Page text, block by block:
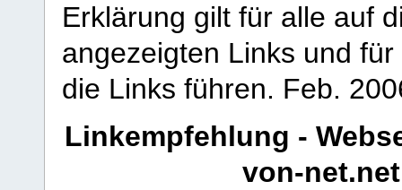
Erklärung gilt für alle auf
angezeigten Links und
die Links führen. Feb.
Linkempfehlung -
von-net.net